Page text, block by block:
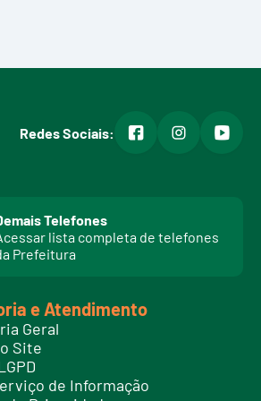
Redes Sociais: facebookinstagram
Telefones
lista completa de telefones
Prefeitura
e Atendimento
Geral
Site
de Informação